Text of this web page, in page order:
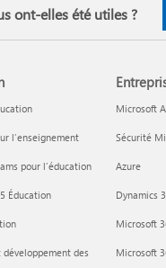
ont-elles été utiles ?
l’enseignement
pour l’éducation
Éducation
développement des
Microsoft
Sécurité
Azure
Dynamics
Microsoft
Microsoft